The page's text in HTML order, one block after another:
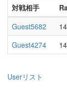
対戦相手
Guest5682
Guest4274
Userリスト